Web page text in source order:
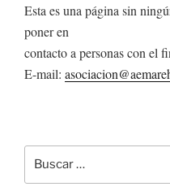
Esta es una página sin
poner en
contacto a personas con el
E-mail:
por: